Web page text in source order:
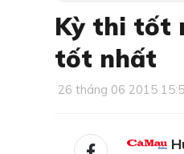
Kỳ thi tốt
tốt nhất
26 tháng 06 2015